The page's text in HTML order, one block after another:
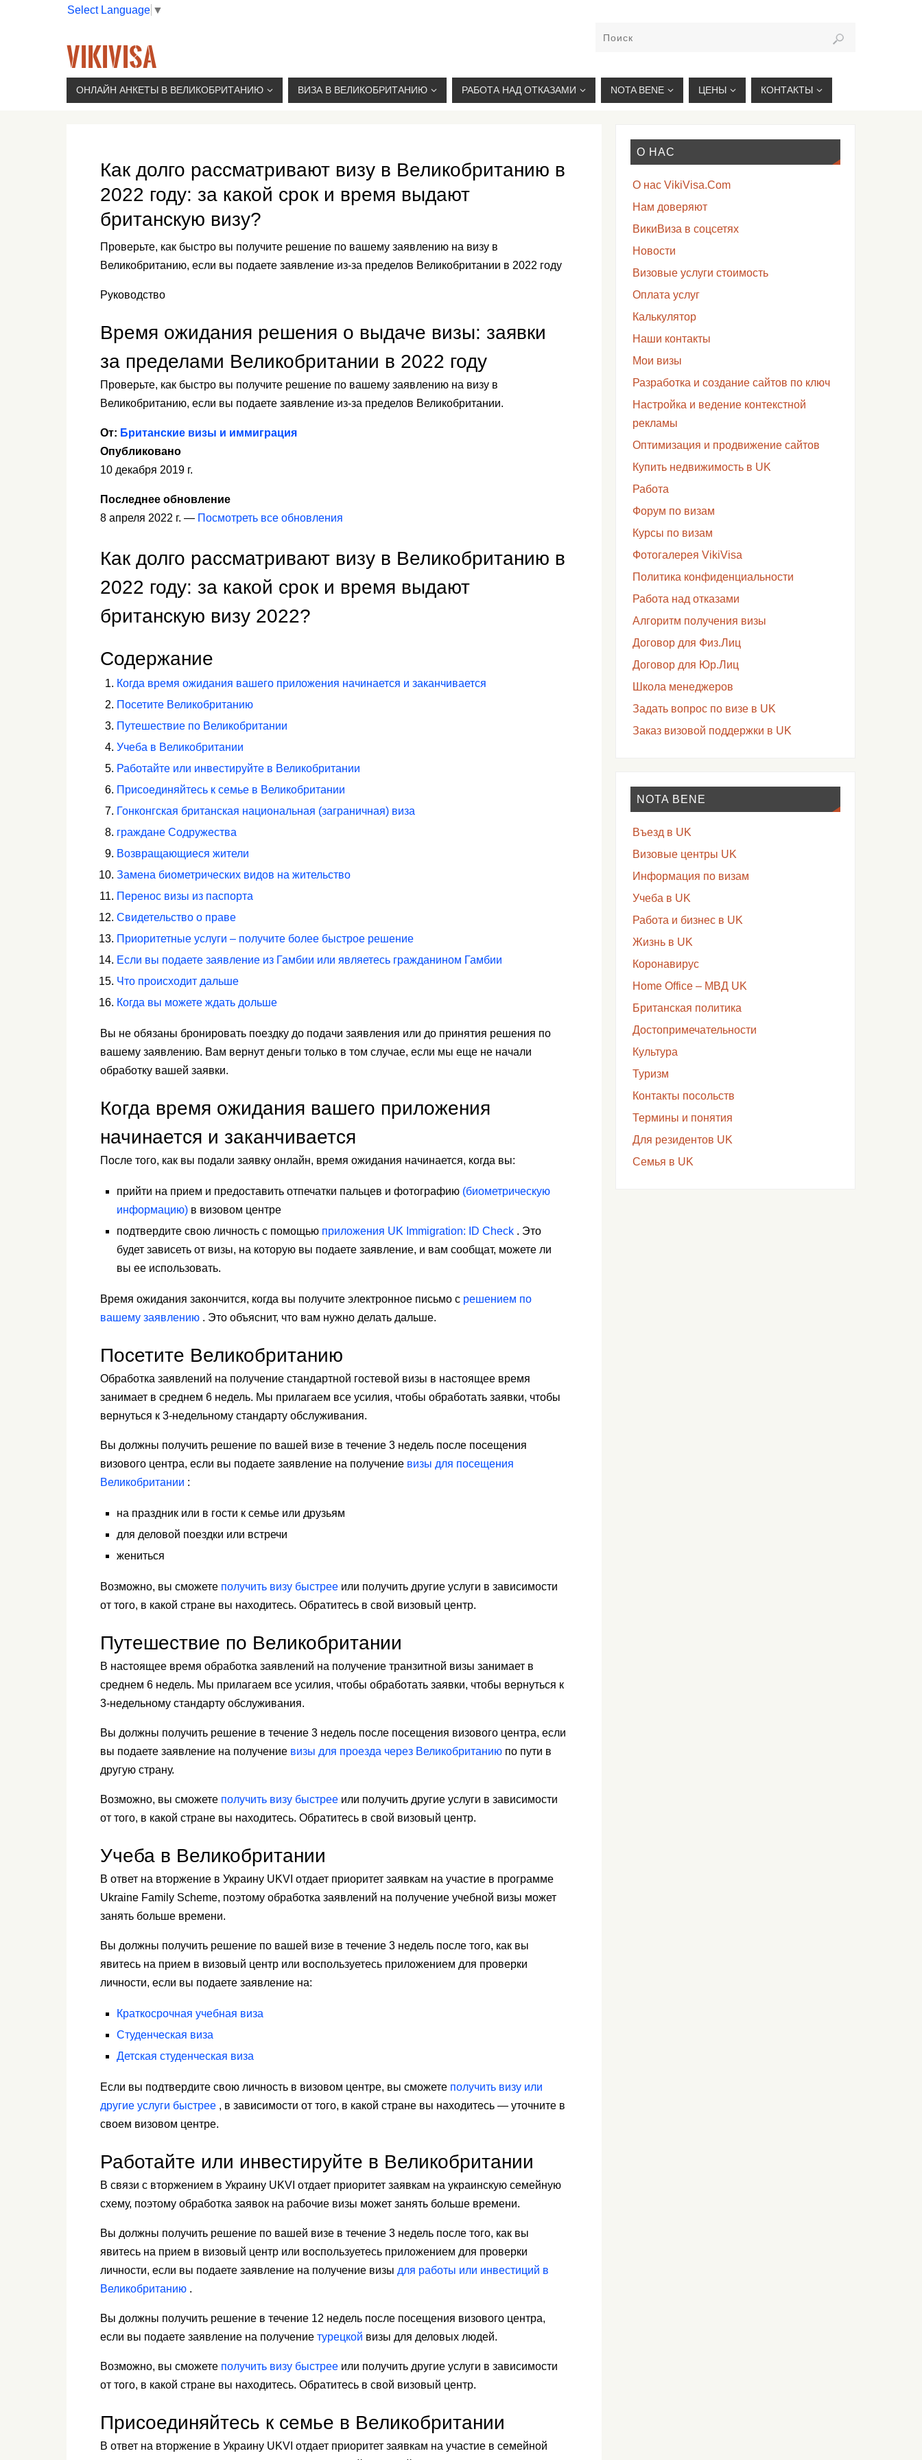
Select Language ▼
VIKIVISA
Г. МОСКВА, 2-Й СЫРОМЯТНИЧЕСКИЙ ПЕР., 11, М. КУРСКАЯ, +7(926)734-03-33, +7(926)274-03-33, VISA@VIKIVISA.RU
ОНЛАЙН АНКЕТЫ В ВЕЛИКОБРИТАНИЮ ВИЗА В ВЕЛИКОБРИТАНИЮ РАБОТА НАД ОТКАЗАМИ NOTA BENE ЦЕНЫ КОНТАКТЫ
Как долго рассматривают визу в Великобританию в
2022 году: за какой срок и время выдают
британскую визу?
Проверьте, как быстро вы получите решение по вашему заявлению на визу в
Великобританию, если вы подаете заявление из-за пределов Великобритании в 2022 году
Руководство
Время ожидания решения о выдаче визы: заявки
за пределами Великобритании в 2022 году
Проверьте, как быстро вы получите решение по вашему заявлению на визу в
Великобританию, если вы подаете заявление из-за пределов Великобритании.
От: Британские визы и иммиграция
Опубликовано
10 декабря 2019 г.
Последнее обновление
8 апреля 2022 г. — Посмотреть все обновления
Как долго рассматривают визу в Великобританию в
2022 году: за какой срок и время выдают
британскую визу 2022?
Содержание
Когда время ожидания вашего приложения начинается и заканчивается
Посетите Великобританию
Путешествие по Великобритании
Учеба в Великобритании
Работайте или инвестируйте в Великобритании
Присоединяйтесь к семье в Великобритании
Гонконгская британская национальная (заграничная) виза
граждане Содружества
Возвращающиеся жители
Замена биометрических видов на жительство
Перенос визы из паспорта
Свидетельство о праве
Приоритетные услуги – получите более быстрое решение
Если вы подаете заявление из Гамбии или являетесь гражданином Гамбии
Что происходит дальше
Когда вы можете ждать дольше
Вы не обязаны бронировать поездку до подачи заявления или до принятия решения по
вашему заявлению. Вам вернут деньги только в том случае, если мы еще не начали
обработку вашей заявки.
Когда время ожидания вашего приложения
начинается и заканчивается
После того, как вы подали заявку онлайн, время ожидания начинается, когда вы:
прийти на прием и предоставить отпечатки пальцев и фотографию (биометрическую
информацию) в визовом центре
подтвердите свою личность с помощью приложения UK Immigration: ID Check . Это
будет зависеть от визы, на которую вы подаете заявление, и вам сообщат, можете ли
вы ее использовать.
Время ожидания закончится, когда вы получите электронное письмо с решением по
вашему заявлению . Это объяснит, что вам нужно делать дальше.
Посетите Великобританию
Обработка заявлений на получение стандартной гостевой визы в настоящее время
занимает в среднем 6 недель. Мы прилагаем все усилия, чтобы обработать заявки, чтобы
вернуться к 3-недельному стандарту обслуживания.
Вы должны получить решение по вашей визе в течение 3 недель после посещения
визового центра, если вы подаете заявление на получение визы для посещения
Великобритании :
на праздник или в гости к семье или друзьям
для деловой поездки или встречи
жениться
Возможно, вы сможете получить визу быстрее или получить другие услуги в зависимости
от того, в какой стране вы находитесь. Обратитесь в свой визовый центр.
Путешествие по Великобритании
В настоящее время обработка заявлений на получение транзитной визы занимает в
среднем 6 недель. Мы прилагаем все усилия, чтобы обработать заявки, чтобы вернуться к
3-недельному стандарту обслуживания.
Вы должны получить решение в течение 3 недель после посещения визового центра, если
вы подаете заявление на получение визы для проезда через Великобританию по пути в
другую страну.
Возможно, вы сможете получить визу быстрее или получить другие услуги в зависимости
от того, в какой стране вы находитесь. Обратитесь в свой визовый центр.
Учеба в Великобритании
В ответ на вторжение в Украину UKVI отдает приоритет заявкам на участие в программе
Ukraine Family Scheme, поэтому обработка заявлений на получение учебной визы может
занять больше времени.
Вы должны получить решение по вашей визе в течение 3 недель после того, как вы
явитесь на прием в визовый центр или воспользуетесь приложением для проверки
личности, если вы подаете заявление на:
Краткосрочная учебная виза
Студенческая виза
Детская студенческая виза
Если вы подтвердите свою личность в визовом центре, вы сможете получить визу или
другие услуги быстрее , в зависимости от того, в какой стране вы находитесь — уточните в
своем визовом центре.
Работайте или инвестируйте в Великобритании
В связи с вторжением в Украину UKVI отдает приоритет заявкам на украинскую семейную
схему, поэтому обработка заявок на рабочие визы может занять больше времени.
Вы должны получить решение по вашей визе в течение 3 недель после того, как вы
явитесь на прием в визовый центр или воспользуетесь приложением для проверки
личности, если вы подаете заявление на получение визы для работы или инвестиций в
Великобританию .
Вы должны получить решение в течение 12 недель после посещения визового центра,
если вы подаете заявление на получение турецкой визы для деловых людей.
Возможно, вы сможете получить визу быстрее или получить другие услуги в зависимости
от того, в какой стране вы находитесь. Обратитесь в свой визовый центр.
Присоединяйтесь к семье в Великобритании
В ответ на вторжение в Украину UKVI отдает приоритет заявкам на участие в семейной
О НАС
О нас VikiVisa.Com
Нам доверяют
ВикиВиза в соцсетях
Новости
Визовые услуги стоимость
Оплата услуг
Калькулятор
Наши контакты
Мои визы
Разработка и создание сайтов по ключ
Настройка и ведение контекстной
рекламы
Оптимизация и продвижение сайтов
Купить недвижимость в UK
Работа
Форум по визам
Курсы по визам
Фотогалерея VikiVisa
Политика конфиденциальности
Работа над отказами
Алгоритм получения визы
Договор для Физ.Лиц
Договор для Юр.Лиц
Школа менеджеров
Задать вопрос по визе в UK
Заказ визовой поддержки в UK
NOTA BENE
Въезд в UK
Визовые центры UK
Информация по визам
Учеба в UK
Работа и бизнес в UK
Жизнь в UK
Коронавирус
Home Office – МВД UK
Британская политика
Достопримечательности
Культура
Туризм
Контакты посольств
Термины и понятия
Для резидентов UK
Семья в UK